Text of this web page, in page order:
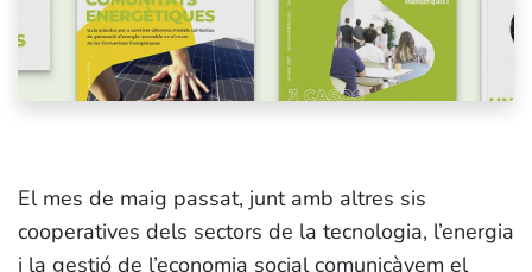
El mes de maig passat, junt amb altres sis
cooperatives dels sectors de la tecnologia, l’energia
i la gestió de l’economia social comunicàvem el